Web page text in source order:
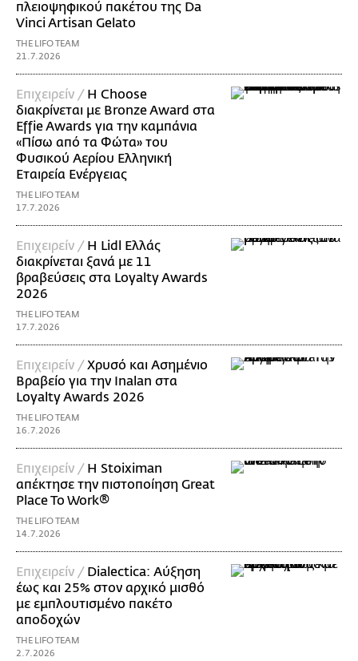
πλειοψηφικού πακέτου της Da
Vinci Artisan Gelato
THE LIFO TEAM
21.7.2026
Επιχειρείν / Η Choose
διακρίνεται με Bronze Award στα
Effie Awards για την καμπάνια
«Πίσω από τα Φώτα» του
Φυσικού Αερίου Ελληνική
Εταιρεία Ενέργειας
THE LIFO TEAM
17.7.2026
Επιχειρείν / Η Lidl Ελλάς
διακρίνεται ξανά με 11
βραβεύσεις στα Loyalty Awards
2026
THE LIFO TEAM
17.7.2026
Επιχειρείν /Χρυσό και Ασημένιο
Βραβείο για την Inalan στα
Loyalty Awards 2026
THE LIFO TEAM
16.7.2026
Επιχειρείν / Η Stoiximan
απέκτησε την πιστοποίηση Great
Place To Work®
THE LIFO TEAM
14.7.2026
Επιχειρείν / Dialectica: Αύξηση
έως και 25% στον αρχικό μισθό
με εμπλουτισμένο πακέτο
αποδοχών
THE LIFO TEAM
2.7.2026